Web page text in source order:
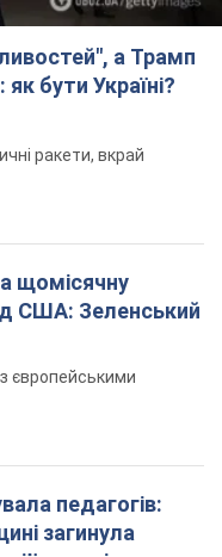
а Трамп
бути Україні?
ракети, вкрай
щомісячну
США: Зеленський
європейськими
педагогів:
загинула